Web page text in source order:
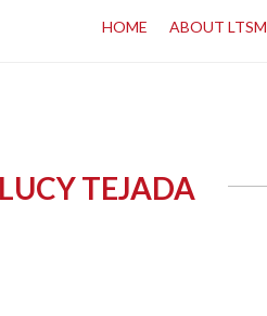
HOME ABOUT LTSM
TEJADA